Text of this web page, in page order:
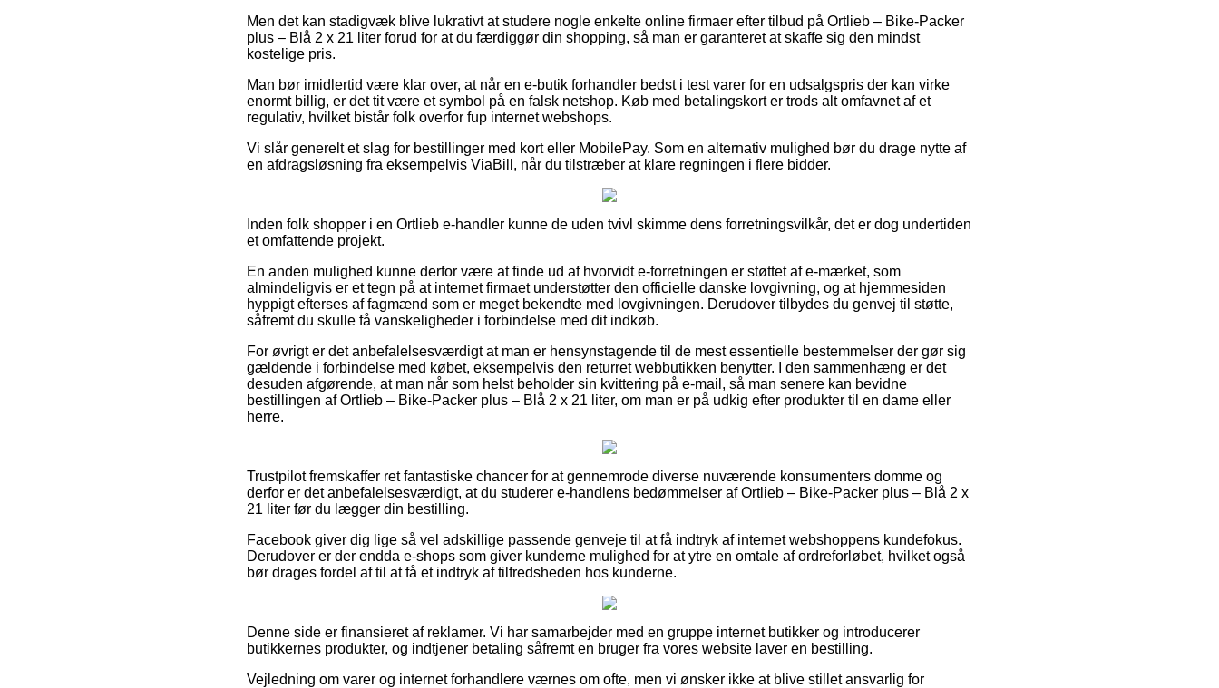
Men det kan stadigvæk blive lukrativt at studere nogle enkelte online firmaer efter tilbud på Ortlieb – Bike-Packer
plus – Blå 2 x 21 liter forud for at du færdiggør din shopping, så man er garanteret at skaffe sig den mindst
kostelige pris.
Man bør imidlertid være klar over, at når en e-butik forhandler bedst i test varer for en udsalgspris der kan virke
enormt billig, er det tit være et symbol på en falsk netshop. Køb med betalingskort er trods alt omfavnet af et
regulativ, hvilket bistår folk overfor fup internet webshops.
Vi slår generelt et slag for bestillinger med kort eller MobilePay. Som en alternativ mulighed bør du drage nytte af
en afdragsløsning fra eksempelvis ViaBill, når du tilstræber at klare regningen i flere bidder.
Inden folk shopper i en Ortlieb e-handler kunne de uden tvivl skimme dens forretningsvilkår, det er dog undertiden
et omfattende projekt.
En anden mulighed kunne derfor være at finde ud af hvorvidt e-forretningen er støttet af e-mærket, som
almindeligvis er et tegn på at internet firmaet understøtter den officielle danske lovgivning, og at hjemmesiden
hyppigt efterses af fagmænd som er meget bekendte med lovgivningen. Derudover tilbydes du genvej til støtte,
såfremt du skulle få vanskeligheder i forbindelse med dit indkøb.
For øvrigt er det anbefalelsesværdigt at man er hensynstagende til de mest essentielle bestemmelser der gør sig
gældende i forbindelse med købet, eksempelvis den returret webbutikken benytter. I den sammenhæng er det
desuden afgørende, at man når som helst beholder sin kvittering på e-mail, så man senere kan bevidne
bestillingen af Ortlieb – Bike-Packer plus – Blå 2 x 21 liter, om man er på udkig efter produkter til en dame eller
herre.
Trustpilot fremskaffer ret fantastiske chancer for at gennemrode diverse nuværende konsumenters domme og
derfor er det anbefalelsesværdigt, at du studerer e-handlens bedømmelser af Ortlieb – Bike-Packer plus – Blå 2 x
21 liter før du lægger din bestilling.
Facebook giver dig lige så vel adskillige passende genveje til at få indtryk af internet webshoppens kundefokus.
Derudover er der endda e-shops som giver kunderne mulighed for at ytre en omtale af ordreforløbet, hvilket også
bør drages fordel af til at få et indtryk af tilfredsheden hos kunderne.
Denne side er finansieret af reklamer. Vi har samarbejder med en gruppe internet butikker og introducerer
butikkernes produkter, og indtjener betaling såfremt en bruger fra vores website laver en bestilling.
Vejledning om varer og internet forhandlere værnes om ofte, men vi ønsker ikke at blive stillet ansvarlig for